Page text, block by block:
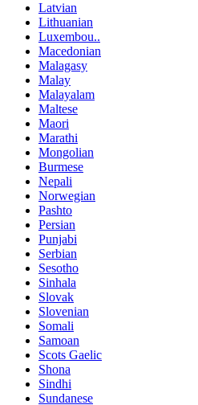
Latvian
Lithuanian
Luxembou..
Macedonian
Malagasy
Malay
Malayalam
Maltese
Maori
Marathi
Mongolian
Burmese
Nepali
Norwegian
Pashto
Persian
Punjabi
Serbian
Sesotho
Sinhala
Slovak
Slovenian
Somali
Samoan
Scots Gaelic
Shona
Sindhi
Sundanese